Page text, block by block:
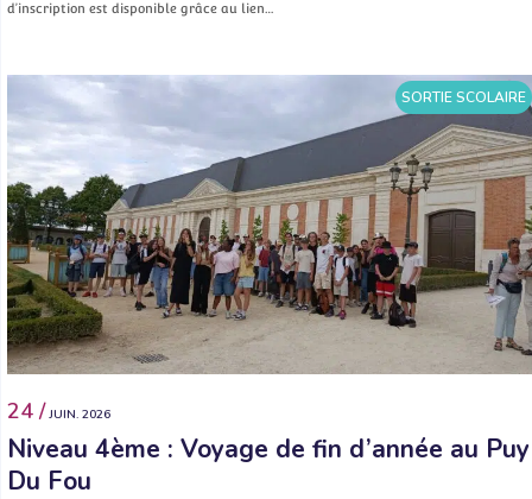
d’inscription est disponible grâce au lien…
SORTIE SCOLAIRE
24 / JUIN. 2026
Niveau 4ème : Voyage de fin d’année au Puy
Du Fou